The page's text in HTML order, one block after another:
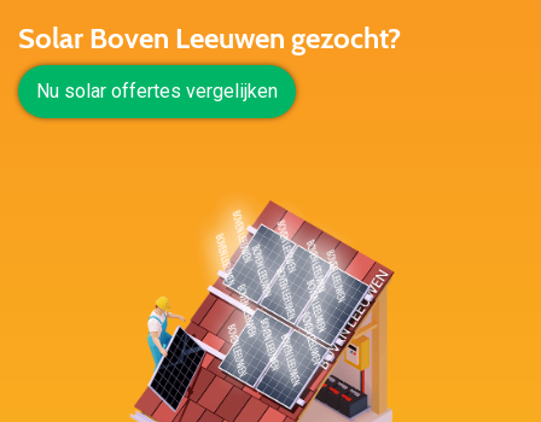
Solar Boven Leeuwen gezocht?
Nu solar offertes vergelijken